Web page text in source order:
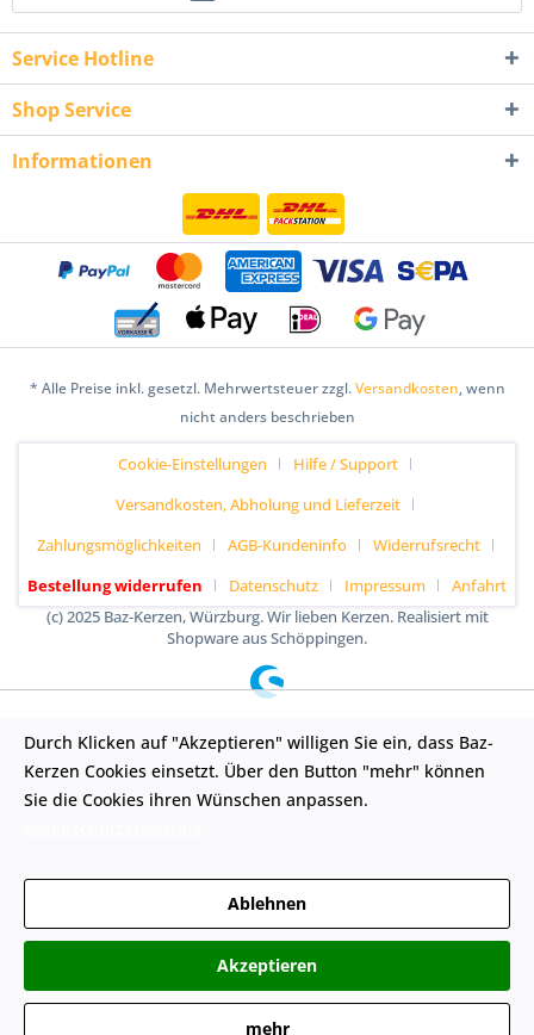
Service Hotline
Shop Service
Informationen
* Alle Preise inkl. gesetzl. Mehrwertsteuer zzgl.Versandkosten, wenn
nicht anders beschrieben
Cookie-Einstellungen
Hilfe / Support
Versandkosten, Abholung und Lieferzeit
Zahlungsmöglichkeiten
AGB-Kundeninfo
Widerrufsrecht
Bestellung widerrufen
Datenschutz Impressum
Anfahrt
(c) 2025 Baz-Kerzen, Würzburg. Wir lieben Kerzen. Realisiert mit
Shopware aus Schöppingen.
Durch Klicken auf "Akzeptieren" willigen Sie ein, dass Baz-
Kerzen Cookies einsetzt. Über den Button "mehr" können
Sie die Cookies ihren Wünschen anpassen.
Ablehnen
Akzeptieren
mehr